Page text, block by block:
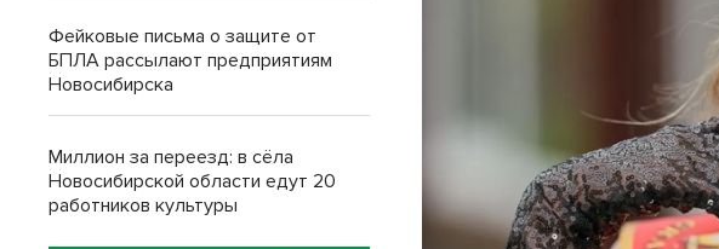
Фейковые письма о защите от
БПЛА рассылают предприятиям
Новосибирска
Миллион за переезд: в сёла
Новосибирской области едут 20
работников культуры